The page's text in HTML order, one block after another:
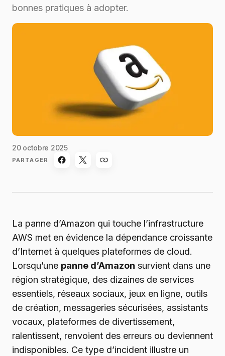
bonnes pratiques à adopter.
20 octobre 2025
PARTAGER
La panne d’Amazon qui touche l’infrastructure
AWS met en évidence la dépendance croissante
d’Internet à quelques plateformes de cloud.
Lorsqu’une panne d’Amazon survient dans une
région stratégique, des dizaines de services
essentiels, réseaux sociaux, jeux en ligne, outils
de création, messageries sécurisées, assistants
vocaux, plateformes de divertissement,
ralentissent, renvoient des erreurs ou deviennent
indisponibles. Ce type d’incident illustre un